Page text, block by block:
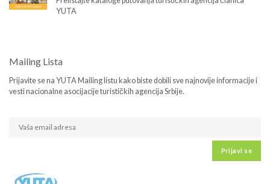
YUTA
Mailing Lista
Prijavite se na YUTA Mailing listu kako biste dobili sve najnovije informacije i
vesti nacionalne asocijacije turističkih agencija Srbije.
Prijavi se